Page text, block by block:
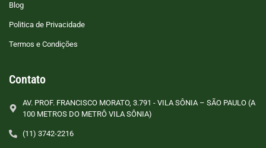
Blog
Politica de Privacidade
Termos e Condições
Contato
AV. PROF. FRANCISCO MORATO, 3.791 - VILA SÔNIA – SÃO PAULO (A
100 METROS DO METRÔ VILA SÔNIA)
(11) 3742-2216